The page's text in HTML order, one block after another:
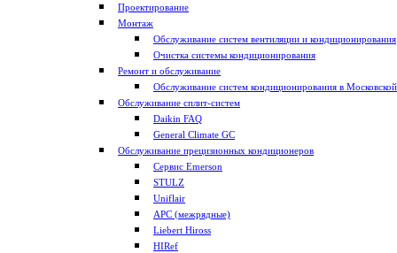
Проектирование
Монтаж
Обслуживание систем вентиляции и кондиционирования
Очистка системы кондиционирования
Ремонт и обслуживание
Обслуживание систем кондиционирования в
Обслуживание сплит-систем
Daikin FAQ
General Climate GC
Обслуживание прецизионных кондиционеров
Сервис Emerson
STULZ
Uniflair
APC (межрядные)
Liebert Hiross
HIRef